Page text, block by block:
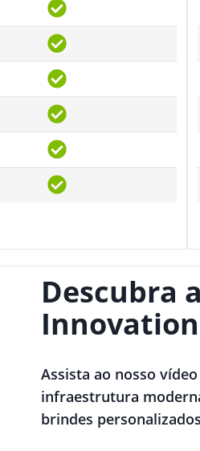
Descubra a
Innovation
Assista ao nosso
infraestrutura
brindes